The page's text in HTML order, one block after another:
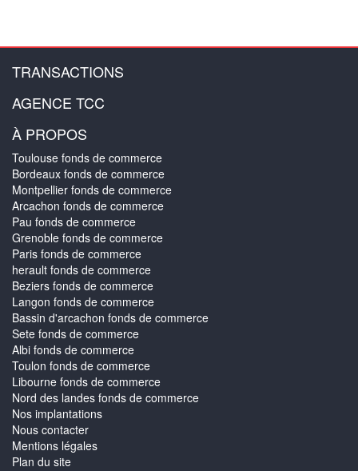
TRANSACTIONS
AGENCE TCC
À PROPOS
Toulouse fonds de commerce
Bordeaux fonds de commerce
Montpellier fonds de commerce
Arcachon fonds de commerce
Pau fonds de commerce
Grenoble fonds de commerce
Paris fonds de commerce
herault fonds de commerce
Beziers fonds de commerce
Langon fonds de commerce
Bassin d'arcachon fonds de commerce
Sete fonds de commerce
Albi fonds de commerce
Toulon fonds de commerce
Libourne fonds de commerce
Nord des landes fonds de commerce
Nos implantations
Nous contacter
Mentions légales
Plan du site